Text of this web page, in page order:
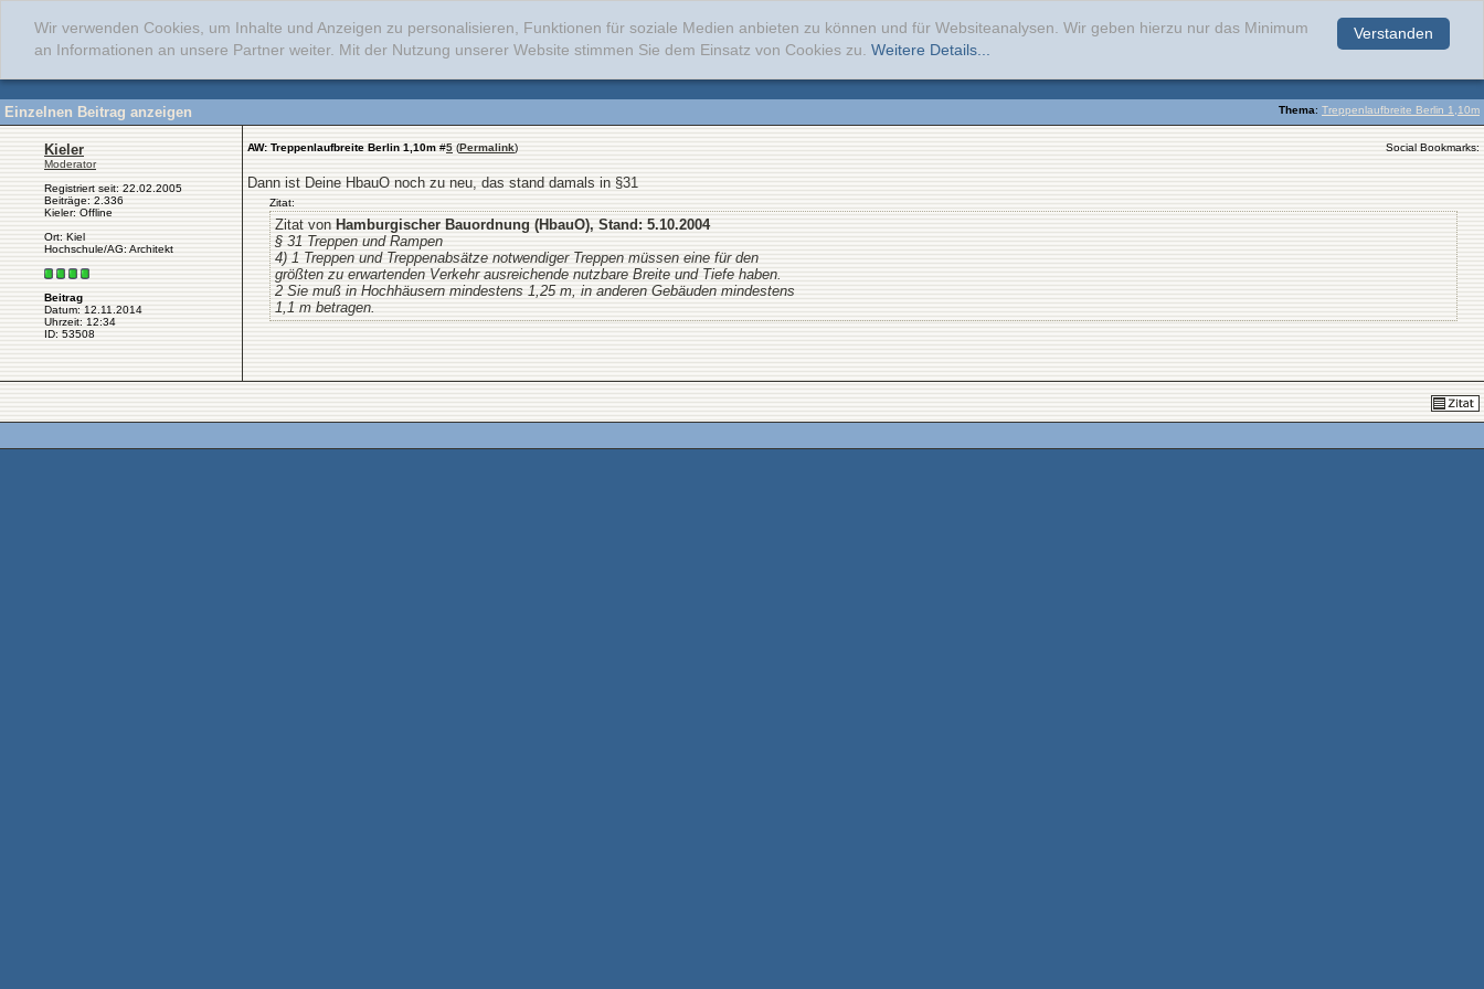
Verstanden
Wir verwenden Cookies, um Inhalte und Anzeigen zu personalisieren, Funktionen für soziale Medien anbieten zu können und für Websiteanalysen. Wir geben hierzu nur das Minimum
an Informationen an unsere Partner weiter. Mit der Nutzung unserer Website stimmen Sie dem Einsatz von Cookies zu. Weitere Details...
Thema: Treppenlaufbreite Berlin 1,10m
Einzelnen Beitrag anzeigen
Kieler
Moderator
Registriert seit: 22.02.2005
Beiträge: 2.336
Kieler: Offline
Ort: Kiel
Hochschule/AG: Architekt
Beitrag
Datum: 12.11.2014
Uhrzeit: 12:34
ID: 53508
AW: Treppenlaufbreite Berlin 1,10m #5 (Permalink) Social Bookmarks:
Dann ist Deine HbauO noch zu neu, das stand damals in §31
Zitat:
Zitat von Hamburgischer Bauordnung (HbauO), Stand: 5.10.2004
§ 31 Treppen und Rampen
4) 1 Treppen und Treppenabsätze notwendiger Treppen müssen eine für den
größten zu erwartenden Verkehr ausreichende nutzbare Breite und Tiefe haben.
2 Sie muß in Hochhäusern mindestens 1,25 m, in anderen Gebäuden mindestens
1,1 m betragen.